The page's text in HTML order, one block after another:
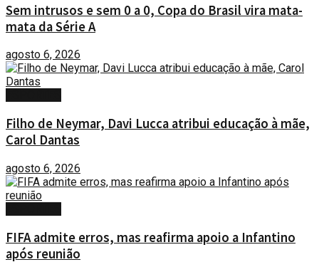
Sem intrusos e sem 0 a 0, Copa do Brasil vira mata-
mata da Série A
agosto 6, 2026
Filho de Neymar, Davi Lucca atribui educação à mãe,
Carol Dantas
agosto 6, 2026
FIFA admite erros, mas reafirma apoio a Infantino
após reunião